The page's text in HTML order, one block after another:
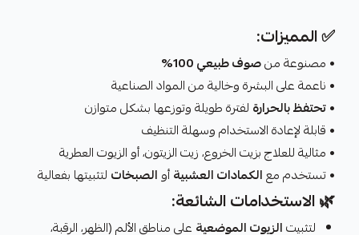
✅ المميزات:
• مصنوعة منصوف طبيعي 100%
• ناعمة على البشرة وخالية من المواد الصناعية
•تحتفظ بالحرارة لفترة طويلة وتوزعها بشكل متوازن
• قابلة لإعادة الاستخدام وسهلة التنظيف
• مثالية للعلاج بزيت الخروع، زيت الزيتون، أو الزيوت العطرية
• تستخدم معالكمادات العشبيةأوالصبخات لتثبيتها بفعالية
🌿 الاستخدامات الشائعة:
لتثبيتالزيوت الموضعية على مناطق الألم (الظهر، الرقبة،